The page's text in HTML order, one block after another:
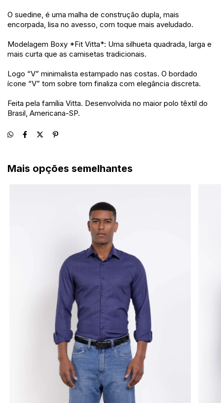
O suedine, é uma malha de construção dupla, mais
encorpada, lisa no avesso, com toque mais aveludado.
Modelagem Boxy *Fit Vitta*: Uma silhueta quadrada, larga e
mais curta que as camisetas tradicionais.
Logo “V” minimalista estampado nas costas. O bordado
ícone “V” tom sobre tom finaliza com elegância discreta.
Feita pela família Vitta. Desenvolvida no maior polo têxtil do
Brasil, Americana-SP.
Mais opções semelhantes